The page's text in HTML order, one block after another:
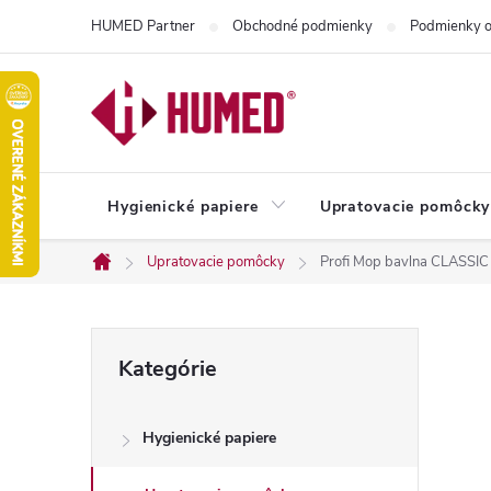
obsah
HUMED Partner Obchodné podmienky Podmienky
Hygienické papiere Upratovacie pomôcky
Domov
Upratovacie pomôcky Profi Mop bavlna
č
kategórie
Kategórie
Hygienické papiere